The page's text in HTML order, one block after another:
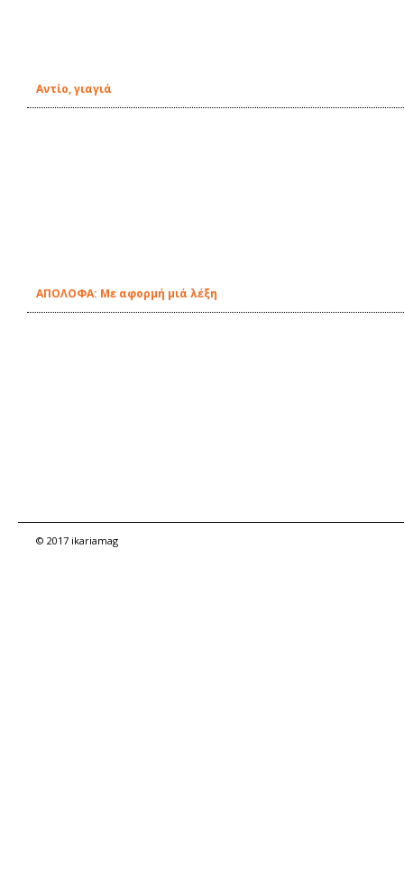
Αντίο, γιαγιά
ΑΠΟΛΟΦΑ: Με αφορμή μιά λέξη
© 2017 ikariamag